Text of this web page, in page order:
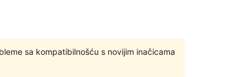
sa kompatibilnošću s novijim inačicama